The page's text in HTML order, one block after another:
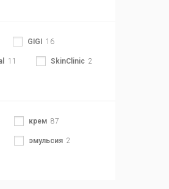
GIGI 16
11 SkinClinic 2
крем 87
эмульсия 2